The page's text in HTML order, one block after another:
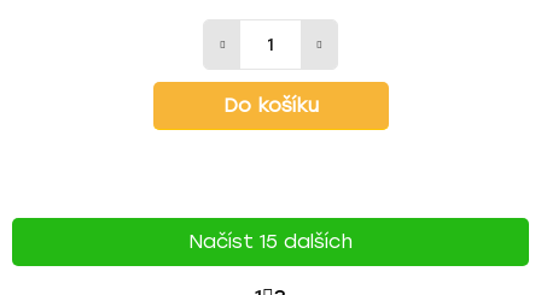
Do košíku
Načíst 15 dalších
S